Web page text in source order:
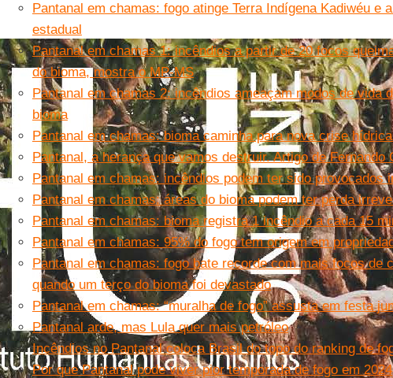
Pantanal em chamas: fogo atinge Terra Indígena Kadiwéu e
estadual
Pantanal em chamas 1: incêndios a partir de 20 focos
do bioma, mostra o MP-MS
Pantanal em chamas 2: incêndios ameaçam modos de vida
bioma
Pantanal em chamas: bioma caminha para nova crise
Pantanal, a herança que vamos destruir. Artigo de Fernando
Pantanal em chamas: incêndios podem ter sido provocados
Pantanal em chamas: áreas do bioma podem ter perda
Pantanal em chamas: bioma registra 1 incêndio a cada 15
Pantanal em chamas: 95% do fogo tem origem em
Pantanal em chamas: fogo bate recorde com mais focos de
quando um terço do bioma foi devastado
Pantanal em chamas: “muralha de fogo” assusta em festa
Pantanal arde, mas Lula quer mais petróleo
Incêndios no Pantanal coloca Brasil do topo do ranking de
Por que Pantanal pode viver pior temporada de fogo em 2024